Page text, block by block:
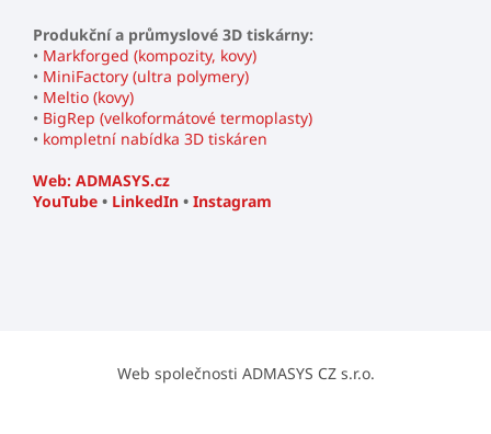
Produkční a průmyslové 3D tiskárny:
• Markforged (kompozity, kovy)
• MiniFactory (ultra polymery)
• Meltio (kovy)
• BigRep (velkoformátové termoplasty)
• kompletní nabídka 3D tiskáren
Web: ADMASYS.cz
YouTube • LinkedIn • Instagram
Web společnosti ADMASYS CZ s.r.o.